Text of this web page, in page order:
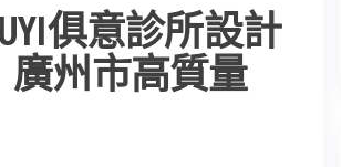
俱意診所設計
州市高質量